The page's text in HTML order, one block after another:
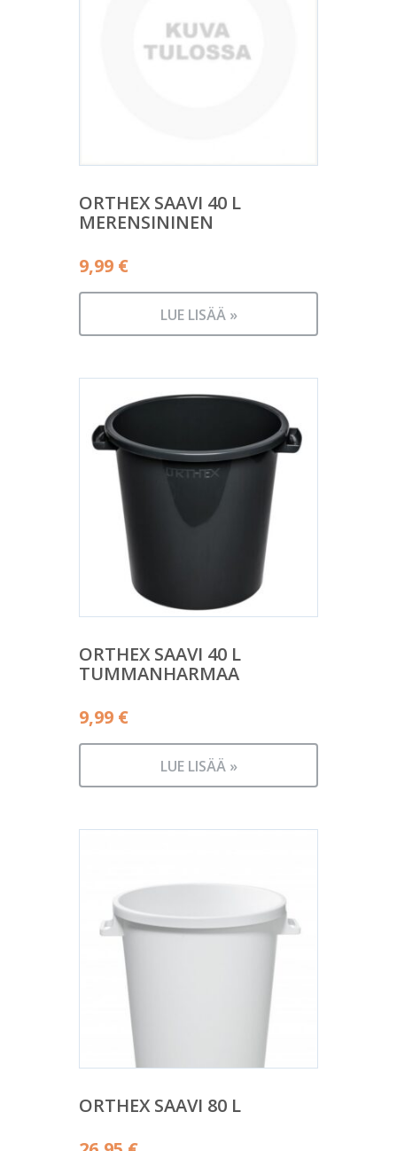
ORTHEX SAAVI 40 L
MERENSININEN
9,99 €
LUE LISÄÄ »
ORTHEX SAAVI 40 L
TUMMANHARMAA
9,99 €
LUE LISÄÄ »
ORTHEX SAAVI 80 L